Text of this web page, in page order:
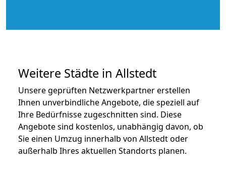
Weitere Städte in Allstedt
Unsere geprüften Netzwerkpartner erstellen
Ihnen unverbindliche Angebote, die speziell auf
Ihre Bedürfnisse zugeschnitten sind. Diese
Angebote sind kostenlos, unabhängig davon, ob
Sie einen Umzug innerhalb von Allstedt oder
außerhalb Ihres aktuellen Standorts planen.